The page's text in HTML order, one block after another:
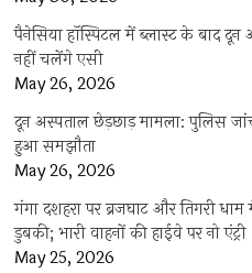
पैनेसिया हॉस्पिटल में ब्लास्ट के बाद
नहीं चलेंगे एसी
May 26, 2026
दून अस्पताल छेड़छाड़ मामला: पुलिस
हुआ समझौता
May 26, 2026
गंगा दशहरा पर ब्रजघाट और तिगरी
डुबकी; भारी वाहनों की हाईवे पर नो एंट्री
May 25, 2026